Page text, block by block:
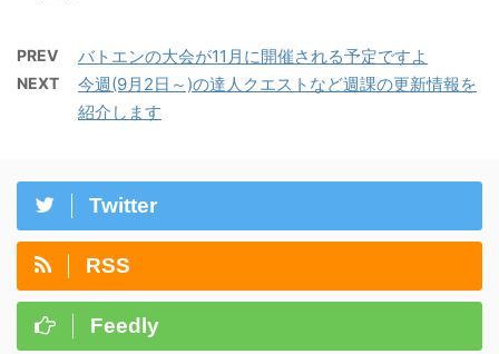
PREV バトエンの大会が11月に開催される予定ですよ
NEXT
今週(9月2日～)の達人クエストなど週課の更新情報を
紹介します
Twitter
RSS
Feedly